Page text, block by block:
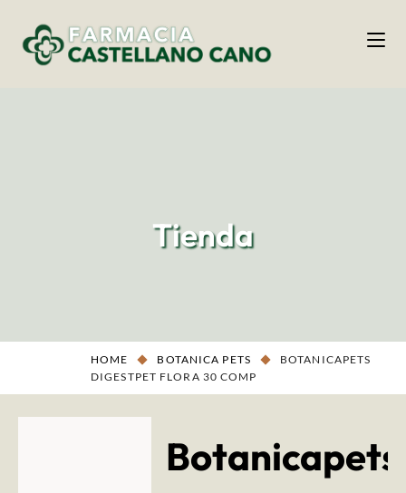
Tienda
HOME BOTANICA PETS
BOTANICAPETS
DIGESTPET FLORA 30 COMP
Botanicapets